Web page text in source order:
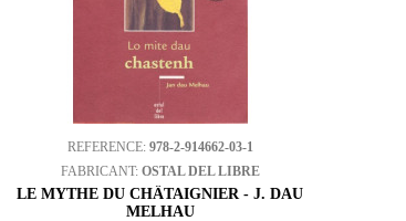
REFERENCE: 978-2-914662-03-1
FABRICANT: OSTAL DEL LIBRE
LE MYTHE DU CHÂTAIGNIER - J. DAU
MELHAU